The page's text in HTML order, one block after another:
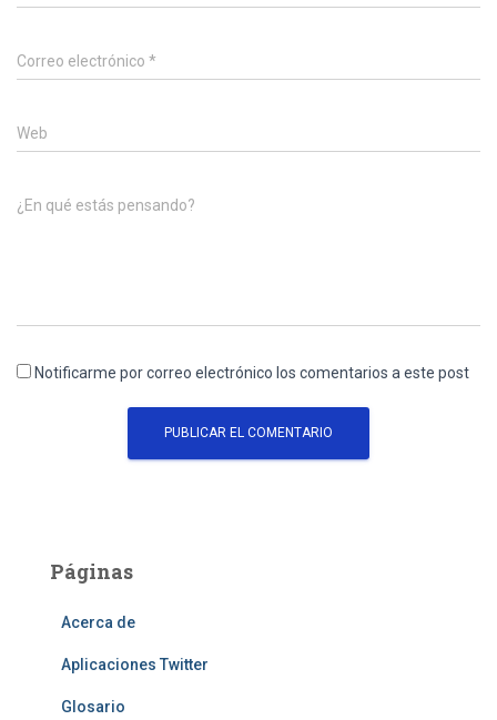
Correo electrónico *
Web
¿En qué estás pensando?
Notificarme por correo electrónico los comentarios a este post
Páginas
Acerca de
Aplicaciones Twitter
Glosario